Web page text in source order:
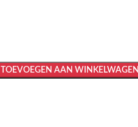
TOEVOEGEN AAN WINKELWAGEN